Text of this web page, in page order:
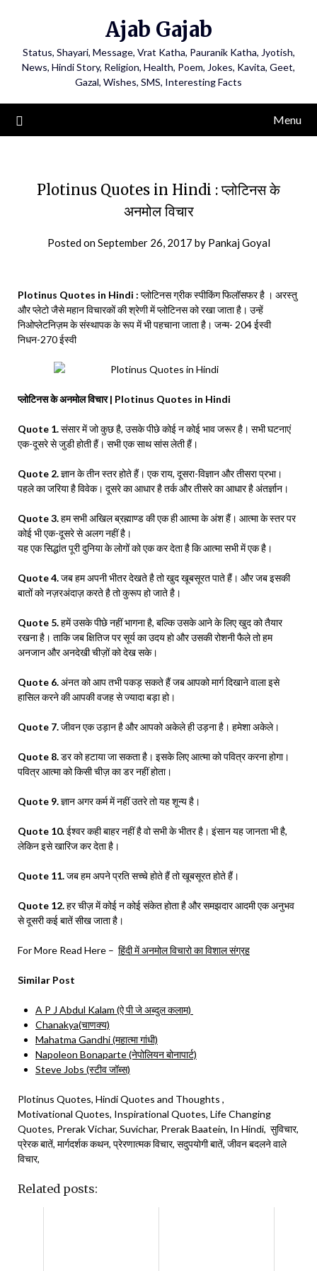
Ajab Gajab
Status, Shayari, Message, Vrat Katha, Pauranik Katha, Jyotish,
News, Hindi Story, Religion, Health, Poem, Jokes, Kavita, Geet,
Gazal, Wishes, SMS, Interesting Facts
Menu
Plotinus Quotes in Hindi : प्लोटिनस के
अनमोल विचार
Posted onSeptember 26, 2017 by Pankaj Goyal
Plotinus Quotes in Hindi : प्लोटिनस ग्रीक स्पीकिंग फिलॉसफर है । अरस्तु
और प्लेटो जैसे महान विचारकों की श्रेणी में प्लोटिनस को रखा जाता है। उन्हें
निओप्लेटनिज़म के संस्थापक के रूप में भी पहचाना जाता है। जन्म- 204 ईस्वी
निधन-270 ईस्वी
प्लोटिनस के अनमोल विचार | Plotinus Quotes in Hindi
Quote 1.संसार में जो कुछ है, उसके पीछे कोई न कोई भाव जरूर है। सभी घटनाएं
एक-दूसरे से जुडी होती हैं। सभी एक साथ सांस लेती हैं।
Quote 2.ज्ञान के तीन स्तर होते हैं। एक राय, दूसरा-विज्ञान और तीसरा प्रभा।
पहले का जरिया है विवेक। दूसरे का आधार है तर्क और तीसरे का आधार है अंतर्ज्ञान।
Quote 3.हम सभी अखिल ब्रह्माण्ड की एक ही आत्मा के अंश हैं। आत्मा के स्तर पर
कोई भी एक-दूसरे से अलग नहीं है।
यह एक सिद्धांत पूरी दुनिया के लोगों को एक कर देता है कि आत्मा सभी में एक है।
Quote 4.जब हम अपनी भीतर देखते है तो खुद खूबसूरत पाते हैं। और जब इसकी
बातों को नज़रअंदाज़ करते है तो कुरूप हो जाते है।
Quote 5.हमें उसके पीछे नहीं भागना है, बल्कि उसके आने के लिए खुद को तैयार
रखना है। ताकि जब क्षितिज पर सूर्य का उदय हो और उसकी रोशनी फैले तो हम
अनजान और अनदेखी चीज़ों को देख सके।
Quote 6.अंनत को आप तभी पकड़ सकते हैं जब आपको मार्ग दिखाने वाला इसे
हासिल करने की आपकी वजह से ज्यादा बड़ा हो।
Quote 7.जीवन एक उड़ान है और आपको अकेले ही उड़ना है। हमेशा अकेले।
Quote 8.डर को हटाया जा सकता है। इसके लिए आत्मा को पवित्र करना होगा।
पवित्र आत्मा को किसी चीज़ का डर नहीं होता।
Quote 9.ज्ञान अगर कर्म में नहीं उतरे तो यह शून्य है।
Quote 10.ईश्वर कही बाहर नहीं है वो सभी के भीतर है। इंसान यह जानता भी है,
लेकिन इसे खारिज कर देता है।
Quote 11.जब हम अपने प्रति सच्चे होते हैं तो खूबसूरत होते हैं।
Quote 12.हर चीज़ में कोई न कोई संकेत होता है और समझदार आदमी एक अनुभव
से दूसरी कई बातें सीख जाता है।
For More Read Here – हिंदी में अनमोल विचारो का विशाल संग्रह
Similar Post
A P J Abdul Kalam (ऐ पी जे अब्दुल कलाम)
Chanakya(चाणक्य)
Mahatma Gandhi (महात्मा गांधी)
Napoleon Bonaparte (नेपोलियन बोनापार्ट)
Steve Jobs (स्टीव जॉब्स)
Plotinus Quotes, Hindi Quotes and Thoughts ,
Motivational Quotes, Inspirational Quotes, Life Changing
Quotes, Prerak Vichar, Suvichar, Prerak Baatein, In Hindi, सुविचार,
प्रेरक बातें, मार्गदर्शक कथन, प्रेरणात्मक विचार, सदुपयोगी बातें, जीवन बदलने वाले
विचार,
Related posts: